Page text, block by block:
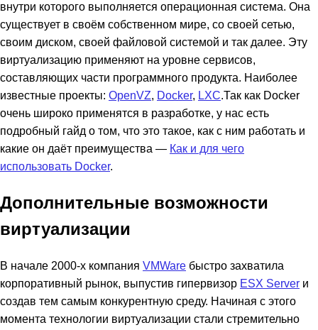
внутри которого выполняется операционная система. Она
существует в своём собственном мире, со своей сетью,
своим диском, своей файловой системой и так далее. Эту
виртуализацию применяют на уровне сервисов,
составляющих части программного продукта. Наиболее
известные проекты: OpenVZ, Docker, LXC.Так как Docker
очень широко применятся в разработке, у нас есть
подробный гайд о том, что это такое, как с ним работать и
какие он даёт преимущества — Как и для чего
использовать Docker.
Дополнительные возможности
виртуализации
В начале 2000-x компания VMWare быстро захватила
корпоративный рынок, выпустив гипервизор ESX Server и
создав тем самым конкурентную среду. Начиная с этого
момента технологии виртуализации стали стремительно